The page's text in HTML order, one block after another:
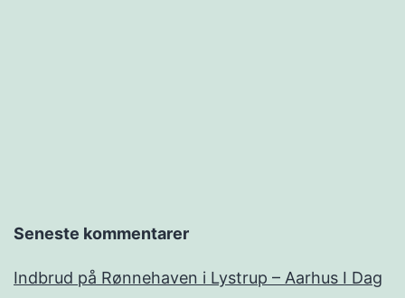
Seneste kommentarer
Indbrud på Rønnehaven i Lystrup – Aarhus I Dag